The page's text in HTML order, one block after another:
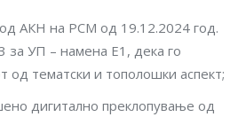
од АКН на РСМ од 19.12.2024 год.
за УП – намена Е1, дека го
од тематски и тополошки аспект;
дигитално преклопување од